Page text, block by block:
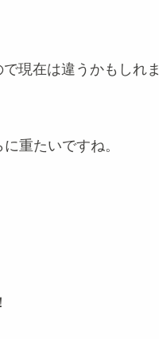
現在は違うかもしれま
重たいですね。